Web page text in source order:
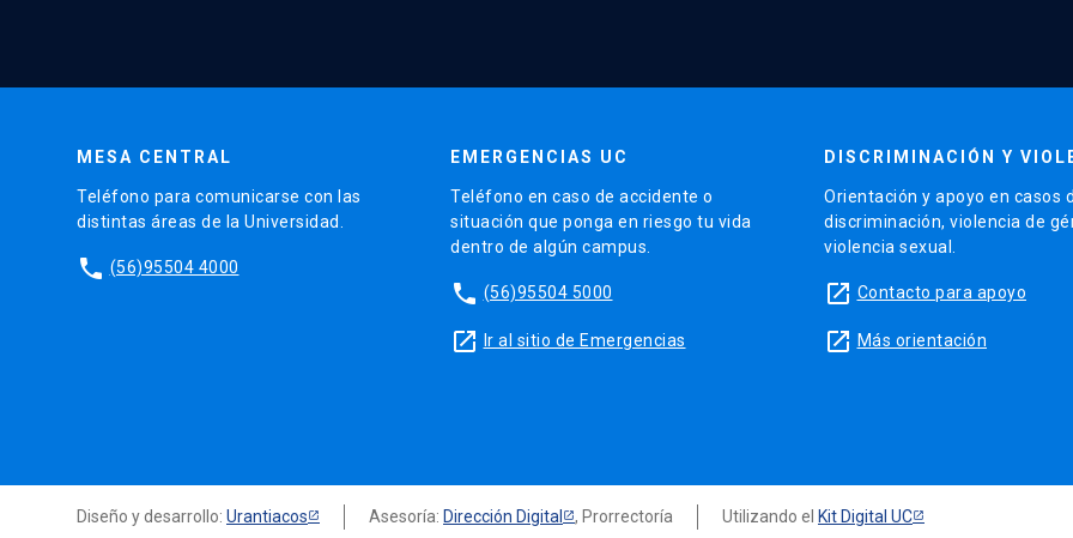
MESA CENTRAL
Teléfono para comunicarse con las
distintas áreas de la Universidad.
phone (56)95504 4000
EMERGENCIAS UC
Teléfono en caso de accidente o
situación que ponga en riesgo tu vida
dentro de algún campus.
phone (56)95504 5000
launch Ir al sitio de Emergencias
DISCRIMINACIÓN Y
Orientación y apoyo en casos
discriminación, violencia de
violencia sexual.
launch Contacto para apoyo
launch Más orientación
Diseño y desarrollo: Urantiacos Asesoría: Dirección Digital , Prorrectoría Utilizando el Kit Digital UC